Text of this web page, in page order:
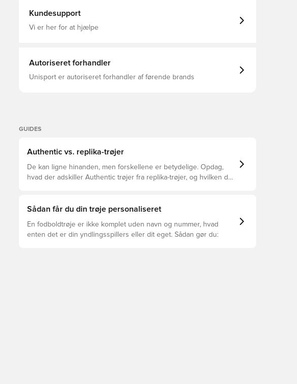
Kundesupport
Vi er her for at hjælpe
Autoriseret forhandler
Unisport er autoriseret forhandler af førende brands
GUIDES
Authentic vs. replika-trøjer
De kan ligne hinanden, men forskellene er betydelige. Opdag,
hvad der adskiller Authentic trøjer fra replika-trøjer, og hvilken der
Sådan får du din trøje personaliseret
En fodboldtrøje er ikke komplet uden navn og nummer, hvad
enten det er din yndlingsspillers eller dit eget. Sådan gør du: